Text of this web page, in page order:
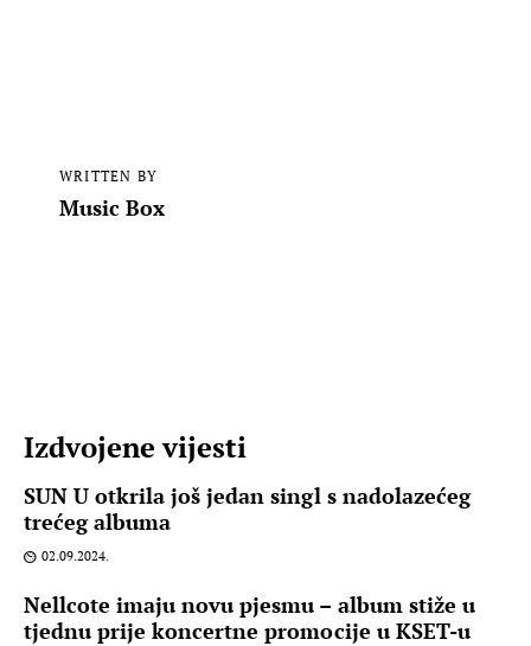
WRITTEN BY
Music Box
Izdvojene vijesti
SUN U otkrila još jedan singl s nadolazećeg
trećeg albuma
02.09.2024.
Nellcote imaju novu pjesmu – album stiže u
tjednu prije koncertne promocije u KSET-u